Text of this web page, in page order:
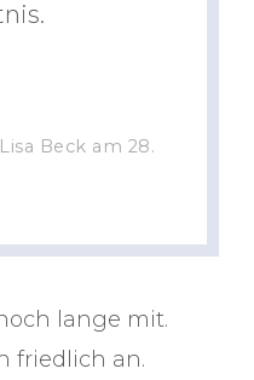
Beck am 28.
lange mit.
friedlich an.